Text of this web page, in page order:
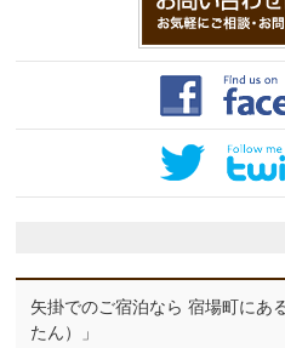
矢掛でのご宿泊なら 宿場町にあ
たん）」